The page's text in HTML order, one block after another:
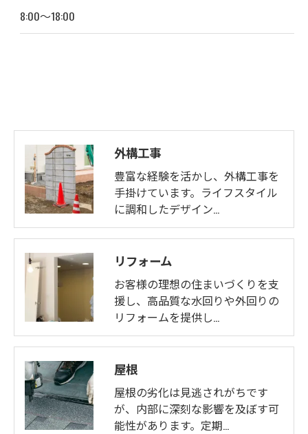
8:00～18:00
外構工事
豊富な経験を活かし、外構工事を
手掛けています。ライフスタイル
に調和したデザイン…
リフォーム
お客様の理想の住まいづくりを支
援し、高品質な水回りや外回りの
リフォームを提供し…
屋根
屋根の劣化は見逃されがちです
が、内部に深刻な影響を及ぼす可
能性があります。定期…